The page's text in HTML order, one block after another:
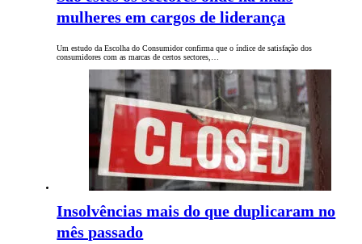
mulheres em cargos de liderança
Um estudo da Escolha do Consumidor confirma que o índice de satisfação dos
consumidores com as marcas de certos sectores,…
Insolvências mais do que duplicaram no
mês passado